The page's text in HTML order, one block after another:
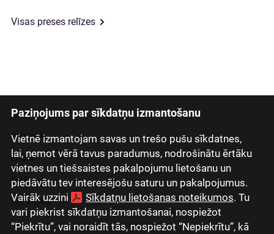
Paziņojums par sīkdatņu izmantošanu
Vietnē izmantojam savas un trešo pušu sīkdatnes,
lai, ņemot vērā tavus paradumus, nodrošinātu ērtāku
vietnes un tiešsaistes pakalpojumu lietošanu un
piedāvātu tev interesējošu saturu un pakalpojumus.
Vairāk uzzini
Sīkdatņu lietošanas noteikumos. Tu
vari piekrist sīkdatņu izmantošanai, nospiežot
“Piekrītu”, vai noraidīt tās, nospiežot “Nepiekrītu”, kā
Visas preses relīzes
Latviski
Русский
English
Eesti
Lietuviškai